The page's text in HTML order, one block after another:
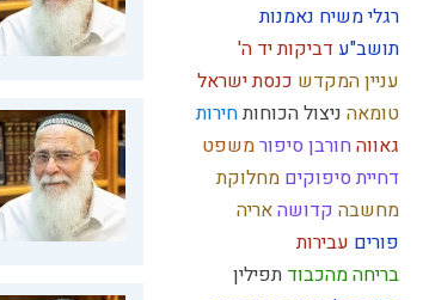
רגלי משיח נאמנות
תושב"ע דביקותיד ה'
עניין המקדש כנסת ישראל
טומאה ניצול הכוחותחירות
גאווה חורבן סיפורמשפט
דחיית סיפוקים מחלוקת
מחשבה קדושהאריה
פורים עבירות
בריחה מהכבוד תפילין